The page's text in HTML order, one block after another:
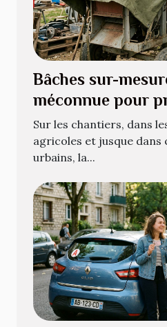
Bâches sur-
méconnue pour
équipements
Sur les chantiers, dans
agricoles et jusque
urbains, la...